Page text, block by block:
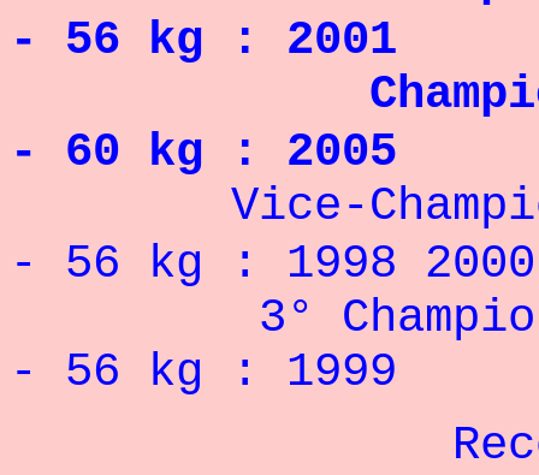
- 56 kg : 2001
Championne
- 60 kg : 2005
Vice-
- 56 kg : 1998 2000
3°
- 56 kg : 1999